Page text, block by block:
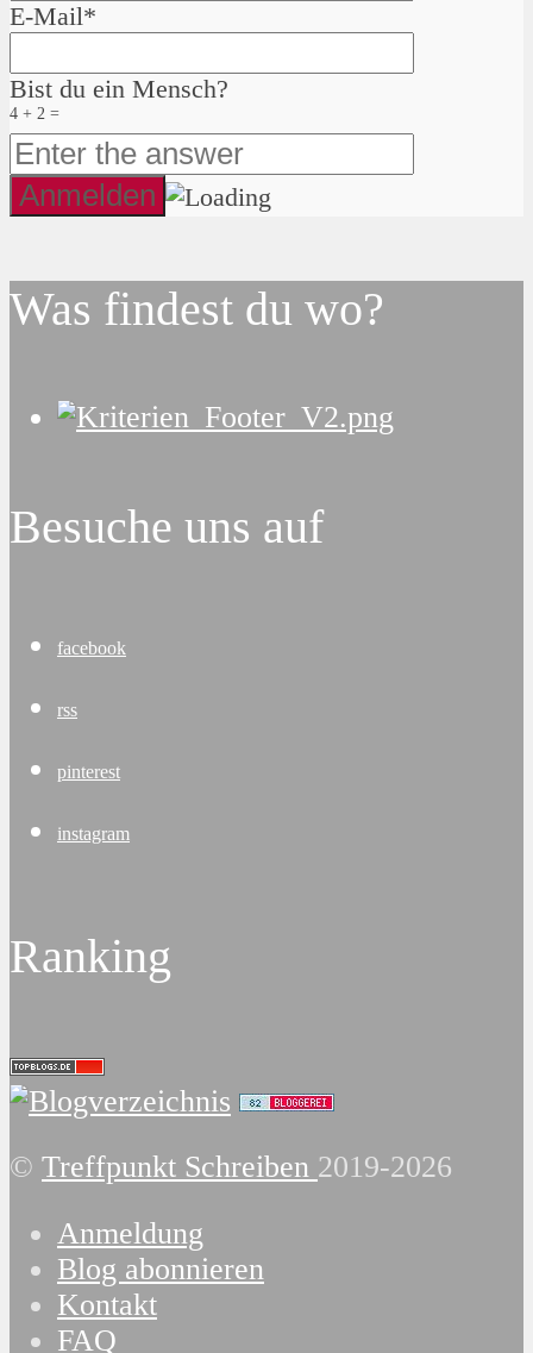
E-Mail*
Bist du ein Mensch?
4 + 2 =
Was findest du wo?
Besuche uns auf
facebook
rss
pinterest
instagram
Ranking
© Treffpunkt Schreiben 2019-2026
Anmeldung
Blog abonnieren
Kontakt
FAQ